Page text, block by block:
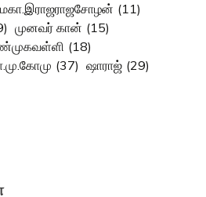
மகா.இராஜராஜசோழன் (11)
முனவர் கான் (15)
(18)
(37) ஷாராஜ் (29)